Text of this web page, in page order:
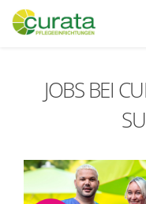
JOBS BEI